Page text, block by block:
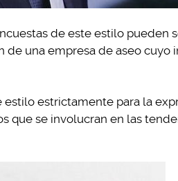
de este estilo pueden
una empresa de aseo cuyo
estrictamente para la
que se involucran en las